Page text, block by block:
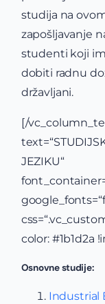
studija na
zapošljavanje
studenti koji
dobiti radnu
državljani.
[/
JEZIKU“
color: #1b1d2a
Osnovne studije:
Industrial